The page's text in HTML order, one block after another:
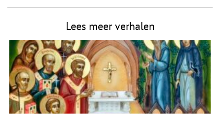
Lees meer verhalen